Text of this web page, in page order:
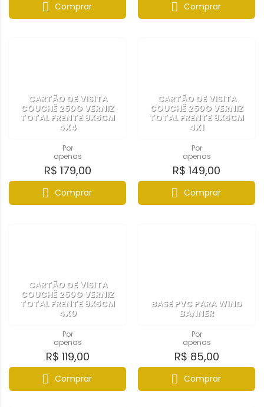
Comprar Comprar
CARTÃO DE VISITA
COUCHÊ 250G VERNIZ
TOTAL FRENTE 9X5CM
4X4
Por
apenas
R$ 179,00
Comprar
CARTÃO DE VISITA
COUCHÊ 250G VERNIZ
TOTAL FRENTE 9X5CM
4X1
Por
apenas
R$ 149,00
Comprar
CARTÃO DE VISITA
COUCHÊ 250G VERNIZ
TOTAL FRENTE 9X5CM
4X0
Por
apenas
R$ 119,00
Comprar
BASE PVC PARA WIND
BANNER
Por
apenas
R$ 85,00
Comprar